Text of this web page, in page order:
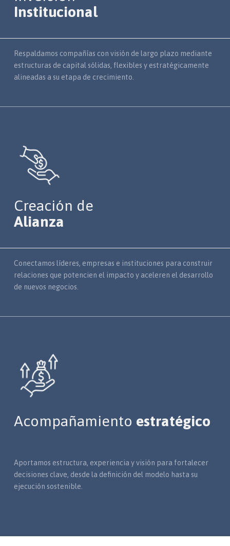
Institucional
Respaldamos compañías con visión de largo plazo mediante
estructuras de capital sólidas, flexibles y estratégicamente
alineadas a su etapa de crecimiento.
Creación de
Alianza
Conectamos líderes, empresas e instituciones para construir
relaciones que potencien el impacto y aceleren el desarrollo
de nuevos negocios.
Acompañamiento estratégico
Aportamos estructura, experiencia y visión para fortalecer
decisiones clave, desde la definición del modelo hasta su
ejecución sostenible.